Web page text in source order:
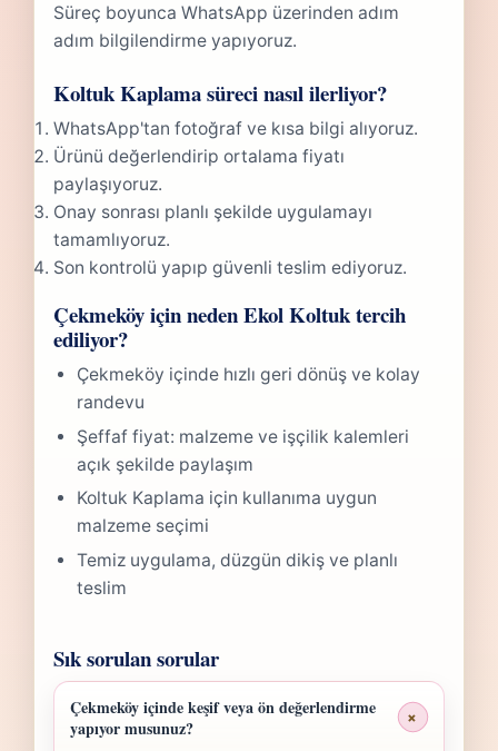
Süreç boyunca WhatsApp üzerinden adım
adım bilgilendirme yapıyoruz.
Koltuk Kaplama süreci nasıl ilerliyor?
WhatsApp'tan fotoğraf ve kısa bilgi alıyoruz.
Ürünü değerlendirip ortalama fiyatı
paylaşıyoruz.
Onay sonrası planlı şekilde uygulamayı
tamamlıyoruz.
Son kontrolü yapıp güvenli teslim ediyoruz.
Çekmeköy için neden Ekol Koltuk tercih
ediliyor?
Çekmeköy içinde hızlı geri dönüş ve kolay
randevu
Şeffaf fiyat: malzeme ve işçilik kalemleri
açık şekilde paylaşım
Koltuk Kaplama için kullanıma uygun
malzeme seçimi
Temiz uygulama, düzgün dikiş ve planlı
teslim
Sık sorulan sorular
Çekmeköy içinde keşif veya ön değerlendirme
yapıyor musunuz?
+